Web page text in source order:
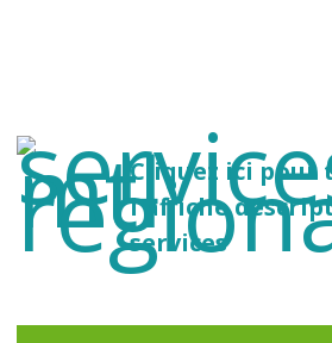
Cliquez ici pour
l'affiche
services